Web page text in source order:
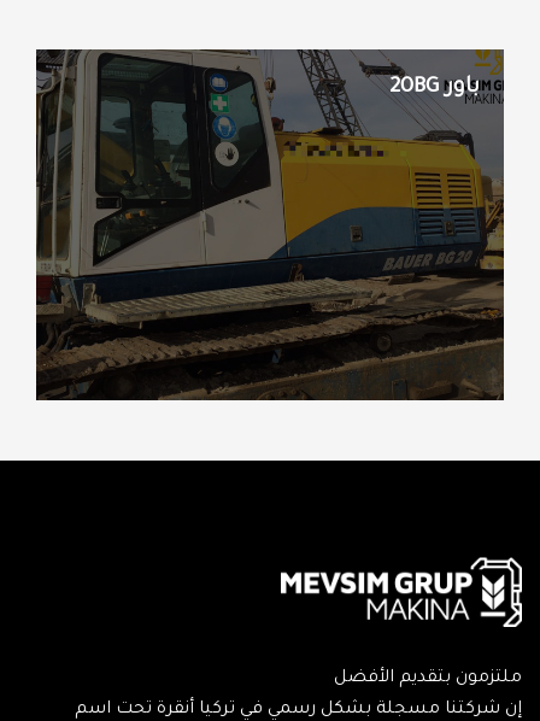
باور 20BG
ملتزمون بتقديم الأفضل
إن شركتنا مسجلة بشكل رسمي في تركيا أنقرة تحت اسم